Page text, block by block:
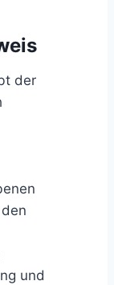
der
und